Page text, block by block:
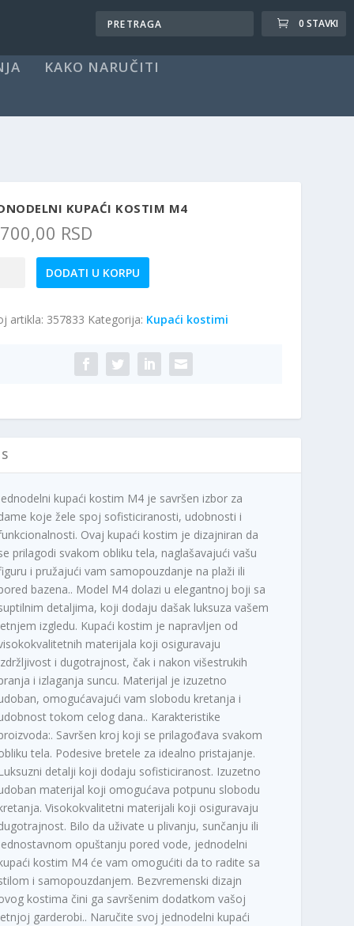
0 STAVKI
KAKO NARUČITI
KUPAĆI KOSTIM M4
RSD
DODATI U KORPU
artikla: 357833 Kategorija: Kupaći kostimi
kupaći kostim M4 je savršen izbor za
koje žele spoj sofisticiranosti, udobnosti i
Ovaj kupaći kostim je dizajniran da
prilagodi svakom obliku tela, naglašavajući vašu
i pružajući vam samopouzdanje na plaži ili
bazena.. Model M4 dolazi u elegantnoj boji sa
detaljima, koji dodaju dašak luksuza vašem
izgledu. Kupaći kostim je napravljen od
materijala koji osiguravaju
i dugotrajnost, čak i nakon višestrukih
i izlaganja suncu. Materijal je izuzetno
omogućavajući vam slobodu kretanja i
tokom celog dana.. Karakteristike
Savršen kroj koji se prilagođava svakom
tela. Podesive bretele za idealno pristajanje.
detalji koji dodaju sofisticiranost. Izuzetno
materijal koji omogućava potpunu slobodu
Visokokvalitetni materijali koji osiguravaju
Bilo da uživate u plivanju, sunčanju ili
opuštanju pored vode, jednodelni
kostim M4 će vam omogućiti da to radite sa
i samopouzdanjem. Bezvremenski dizajn
kostima čini ga savršenim dodatkom vašoj
garderobi.. Naručite svoj jednodelni kupaći